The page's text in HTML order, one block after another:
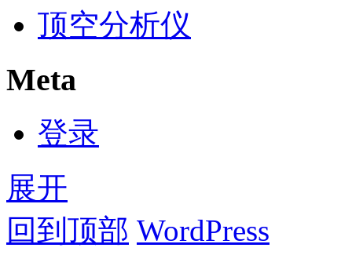
顶空分析仪
Meta
登录
展开
回到顶部 WordPress